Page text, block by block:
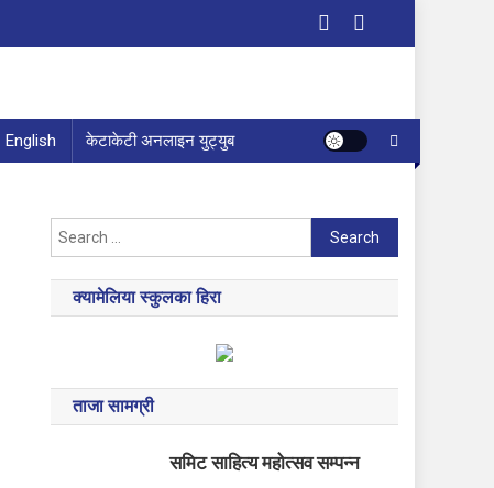
English केटाकेटी अनलाइन युट्युब
Search
for:
क्यामेलिया स्कुलका हिरा
ताजा सामग्री
समिट साहित्य महोत्सव सम्पन्न